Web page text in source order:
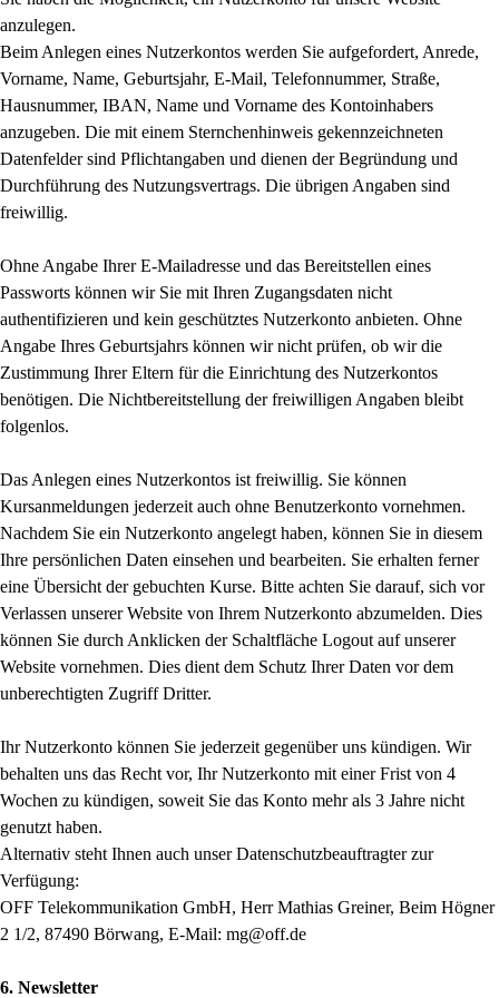
anzulegen.
Beim Anlegen eines Nutzerkontos werden Sie aufgefordert, Anrede,
Vorname, Name, Geburtsjahr, E-Mail, Telefonnummer, Straße,
Hausnummer, IBAN, Name und Vorname des Kontoinhabers
anzugeben. Die mit einem Sternchenhinweis gekennzeichneten
Datenfelder sind Pflichtangaben und dienen der Begründung und
Durchführung des Nutzungsvertrags. Die übrigen Angaben sind
freiwillig.
Ohne Angabe Ihrer E-Mailadresse und das Bereitstellen eines
Passworts können wir Sie mit Ihren Zugangsdaten nicht
authentifizieren und kein geschütztes Nutzerkonto anbieten. Ohne
Angabe Ihres Geburtsjahrs können wir nicht prüfen, ob wir die
Zustimmung Ihrer Eltern für die Einrichtung des Nutzerkontos
benötigen. Die Nichtbereitstellung der freiwilligen Angaben bleibt
folgenlos.
Das Anlegen eines Nutzerkontos ist freiwillig. Sie können
Kursanmeldungen jederzeit auch ohne Benutzerkonto vornehmen.
Nachdem Sie ein Nutzerkonto angelegt haben, können Sie in diesem
Ihre persönlichen Daten einsehen und bearbeiten. Sie erhalten ferner
eine Übersicht der gebuchten Kurse. Bitte achten Sie darauf, sich vor
Verlassen unserer Website von Ihrem Nutzerkonto abzumelden. Dies
können Sie durch Anklicken der Schaltfläche Logout auf unserer
Website vornehmen. Dies dient dem Schutz Ihrer Daten vor dem
unberechtigten Zugriff Dritter.
Ihr Nutzerkonto können Sie jederzeit gegenüber uns kündigen. Wir
behalten uns das Recht vor, Ihr Nutzerkonto mit einer Frist von 4
Wochen zu kündigen, soweit Sie das Konto mehr als 3 Jahre nicht
genutzt haben.
Alternativ steht Ihnen auch unser Datenschutzbeauftragter zur
Verfügung:
OFF Telekommunikation GmbH, Herr Mathias Greiner, Beim Högner
2 1/2, 87490 Börwang, E-Mail: mg@off.de
6. Newsletter